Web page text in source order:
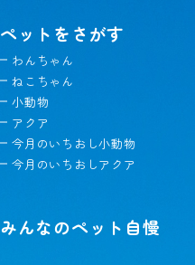
ペットをさがす
わんちゃん
ねこちゃん
小動物
アクア
今月のいちおし小動物
今月のいちおしアクア
みんなのペット自慢